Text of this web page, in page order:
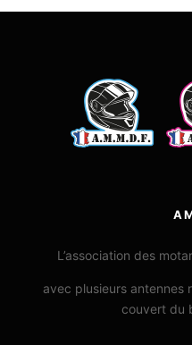
L’association des
avec plusieurs antennes
couvert du